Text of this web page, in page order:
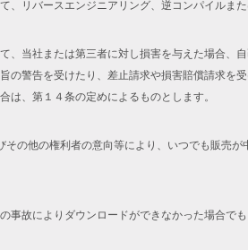
リバースエンジニアリング、逆コンパイルまた
当社または第三者に対し損害を与えた場合、
警告を受けたり、差止請求や損害賠償請求を
は、第１４条の定めによるものとします。
他の権利者の意向等により、いつでも販売が
故によりダウンロードができなかった場合で